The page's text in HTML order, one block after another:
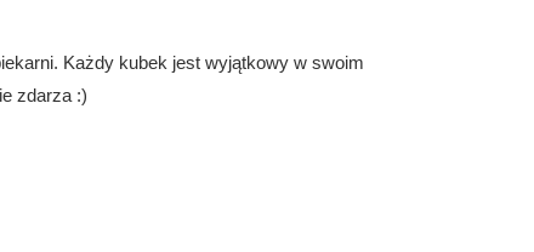
Każdy kubek jest wyjątkowy w swoim
zdarza :)